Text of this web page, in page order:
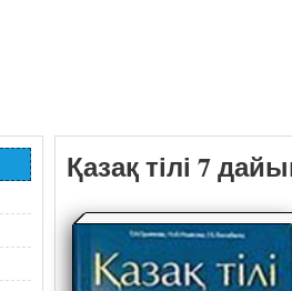
Қазақ тілі 7